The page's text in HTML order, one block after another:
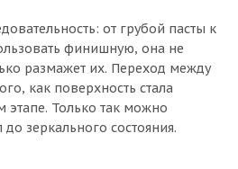
от грубой пасты к
финишную, она не
размажет их. Переход между
как поверхность стала
Только так можно
зеркального состояния.